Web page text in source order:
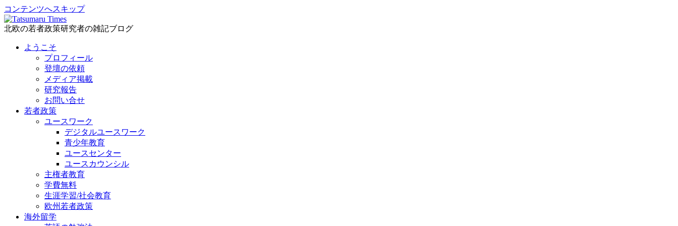
コンテンツへスキップ
北欧の若者政策研究者の雑記ブログ
ようこそ
プロフィール
登壇の依頼
メディア掲載
研究報告
お問い合せ
若者政策
ユースワーク
デジタルユースワーク
青少年教育
ユースセンター
ユースカウンシル
主権者教育
学費無料
生涯学習/社会教育
欧州若者政策
海外留学